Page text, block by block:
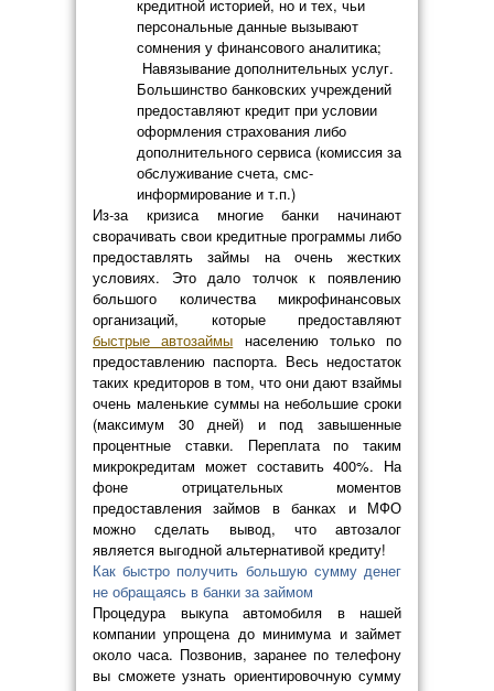
кредитной историей, но и тех, чьи
персональные данные вызывают
сомнения у финансового аналитика;
Навязывание дополнительных услуг.
Большинство банковских учреждений
предоставляют кредит при условии
оформления страхования либо
дополнительного сервиса (комиссия за
обслуживание счета, смс-
информирование и т.п.)
Из-за кризиса многие банки начинают
сворачивать свои кредитные программы либо
предоставлять займы на очень жестких
условиях. Это дало толчок к появлению
большого количества микрофинансовых
организаций, которые предоставляют
быстрые автозаймы населению только по
предоставлению паспорта. Весь недостаток
таких кредиторов в том, что они дают взаймы
очень маленькие суммы на небольшие сроки
(максимум 30 дней) и под завышенные
процентные ставки. Переплата по таким
микрокредитам может составить 400%. На
фоне отрицательных моментов
предоставления займов в банках и МФО
можно сделать вывод, что автозалог
является выгодной альтернативой кредиту!
Как быстро получить большую сумму денег
не обращаясь в банки за займом
Процедура выкупа автомобиля в нашей
компании упрощена до минимума и займет
около часа. Позвонив, заранее по телефону
вы сможете узнать ориентировочную сумму